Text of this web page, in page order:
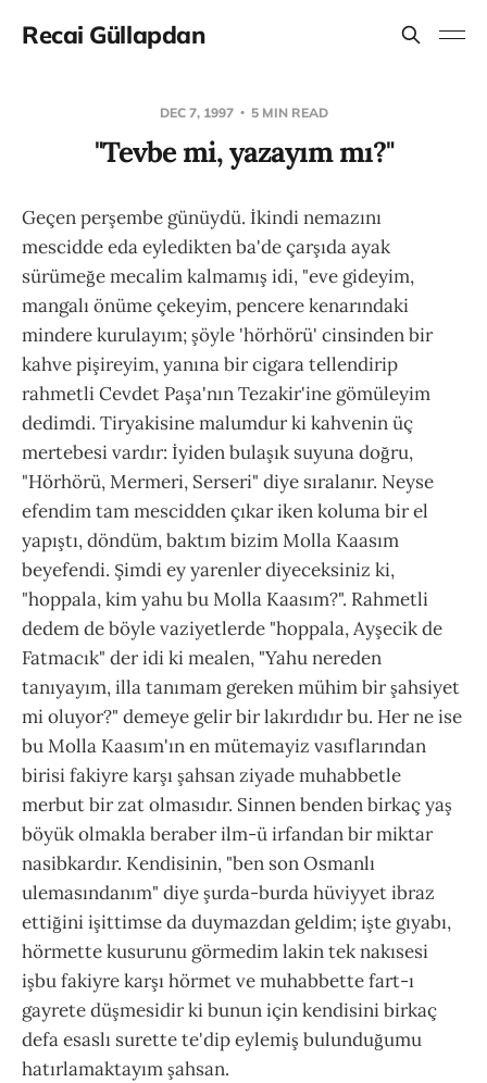
Recai Güllapdan
DEC 7, 1997 5 MIN READ
"Tevbe mi, yazayım mı?"
Geçen perşembe günüydü. İkindi nemazını
mescidde eda eyledikten ba'de çarşıda ayak
sürümeğe mecalim kalmamış idi, "eve gideyim,
mangalı önüme çekeyim, pencere kenarındaki
mindere kurulayım; şöyle 'hörhörü' cinsinden bir
kahve pişireyim, yanına bir cigara tellendirip
rahmetli Cevdet Paşa'nın Tezakir'ine gömüleyim
dedimdi. Tiryakisine malumdur ki kahvenin üç
mertebesi vardır: İyiden bulaşık suyuna doğru,
"Hörhörü, Mermeri, Serseri" diye sıralanır. Neyse
efendim tam mescidden çıkar iken koluma bir el
yapıştı, döndüm, baktım bizim Molla Kaasım
beyefendi. Şimdi ey yarenler diyeceksiniz ki,
"hoppala, kim yahu bu Molla Kaasım?". Rahmetli
dedem de böyle vaziyetlerde "hoppala, Ayşecik de
Fatmacık" der idi ki mealen, "Yahu nereden
tanıyayım, illa tanımam gereken mühim bir şahsiyet
mi oluyor?" demeye gelir bir lakırdıdır bu. Her ne ise
bu Molla Kaasım'ın en mütemayiz vasıflarından
birisi fakiyre karşı şahsan ziyade muhabbetle
merbut bir zat olmasıdır. Sinnen benden birkaç yaş
böyük olmakla beraber ilm-ü irfandan bir miktar
nasibkardır. Kendisinin, "ben son Osmanlı
ulemasındanım" diye şurda-burda hüviyyet ibraz
ettiğini işittimse da duymazdan geldim; işte gıyabı,
hörmette kusurunu görmedim lakin tek nakısesi
işbu fakiyre karşı hörmet ve muhabbette fart-ı
gayrete düşmesidir ki bunun için kendisini birkaç
defa esaslı surette te'dip eylemiş bulunduğumu
hatırlamaktayım şahsan.